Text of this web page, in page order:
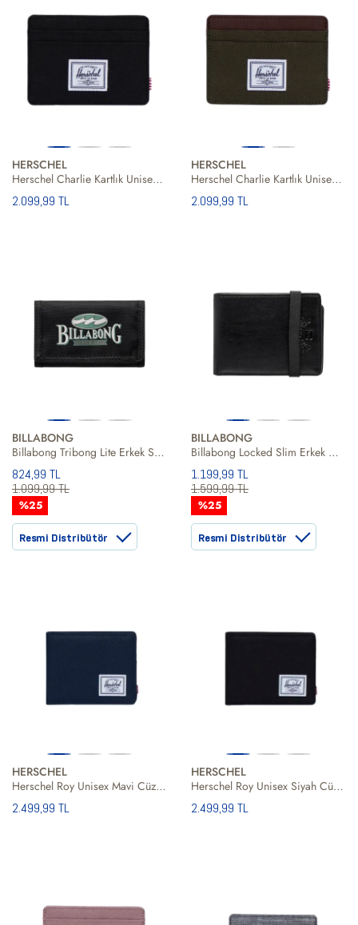
HERSCHEL
Herschel Charlie Kartlık Unisex Siyah Cüzdan
2.099,99 TL
HERSCHEL
Herschel Charlie Kartlık Unisex Kahverengi Cüzdan
2.099,99 TL
BILLABONG
Billabong Tribong Lite Erkek Siyah Cüzdan
824,99 TL
1.099,99 TL
%25
Resmi Distribütör
BILLABONG
Billabong Locked Slim Erkek Cüzdan
1.199,99 TL
1.599,99 TL
%25
Resmi Distribütör
HERSCHEL
Herschel Roy Unisex Mavi Cüzdan
2.499,99 TL
HERSCHEL
Herschel Roy Unisex Siyah Cüzdan
2.499,99 TL